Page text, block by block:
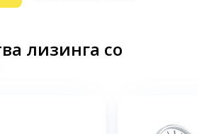
лизинга со